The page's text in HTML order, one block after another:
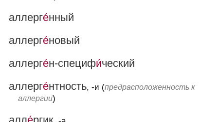
аллерге́нный
аллерге́новый
аллерге́н-специфи́ческий
аллерге́нтность, -и (предрасположенность к
аллергии)